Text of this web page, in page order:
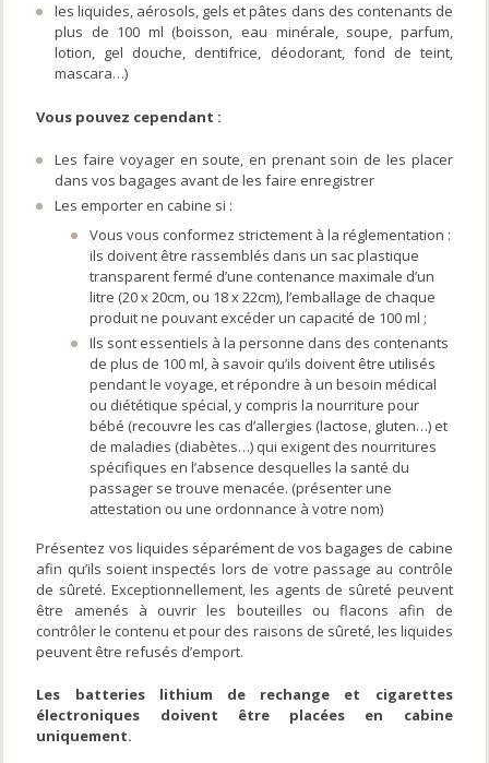
les liquides, aérosols, gels et pâtes dans des contenants de
plus de 100 ml (boisson, eau minérale, soupe, parfum,
lotion, gel douche, dentifrice, déodorant, fond de teint,
mascara…)
Vous pouvez cependant :
Les faire voyager en soute, en prenant soin de les placer
dans vos bagages avant de les faire enregistrer
Les emporter en cabine si :
Vous vous conformez strictement à la réglementation :
ils doivent être rassemblés dans un sac plastique
transparent fermé d’une contenance maximale d’un
litre (20 x 20cm, ou 18 x 22cm), l’emballage de chaque
produit ne pouvant excéder un capacité de 100 ml ;
Ils sont essentiels à la personne dans des contenants
de plus de 100 ml, à savoir qu’ils doivent être utilisés
pendant le voyage, et répondre à un besoin médical
ou diététique spécial, y compris la nourriture pour
bébé (recouvre les cas d’allergies (lactose, gluten…) et
de maladies (diabètes…) qui exigent des nourritures
spécifiques en l’absence desquelles la santé du
passager se trouve menacée. (présenter une
attestation ou une ordonnance à votre nom)
Présentez vos liquides séparément de vos bagages de cabine
afin qu’ils soient inspectés lors de votre passage au contrôle
de sûreté. Exceptionnellement, les agents de sûreté peuvent
être amenés à ouvrir les bouteilles ou flacons afin de
contrôler le contenu et pour des raisons de sûreté, les liquides
peuvent être refusés d’emport.
Les batteries lithium de rechange et cigarettes
électroniques doivent être placées en cabine
uniquement.